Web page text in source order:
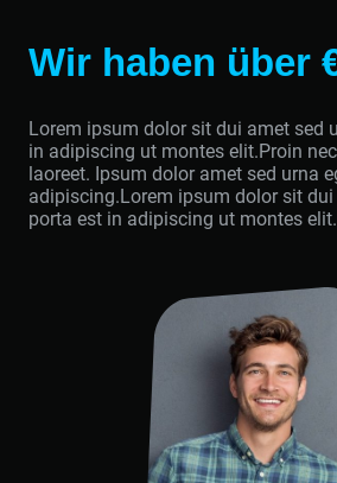
Wir haben über
Lorem ipsum dolor sit dui amet sed
in adipiscing ut montes elit.Proin
laoreet. Ipsum dolor amet sed urna
adipiscing.Lorem ipsum dolor sit
porta est in adipiscing ut montes elit.